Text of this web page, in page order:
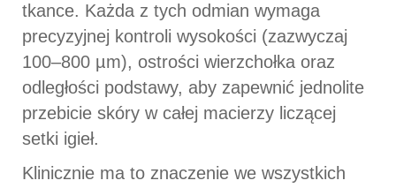
tkance. Każda z tych odmian wymaga
precyzyjnej kontroli wysokości (zazwyczaj
100–800 µm), ostrości wierzchołka oraz
odległości podstawy, aby zapewnić jednolite
przebicie skóry w całej macierzy liczącej
setki igieł.
Klinicznie ma to znaczenie we wszystkich